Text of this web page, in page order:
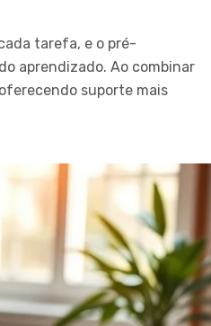
tarefa, e o pré-
aprendizado. Ao combinar
suporte mais